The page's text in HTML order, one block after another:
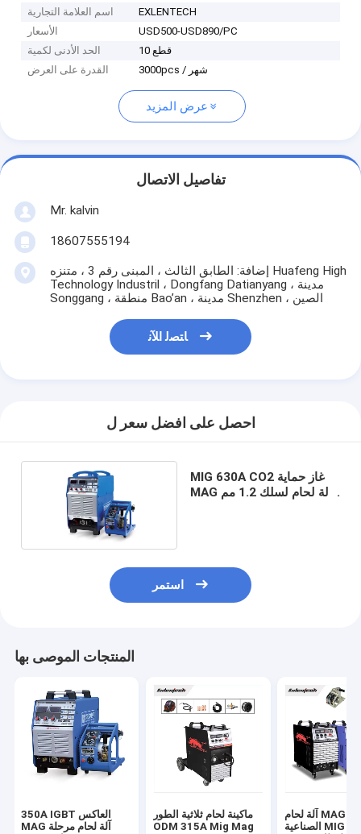
اسم العلامة التجارية
EXLENTECH
الأسعار
USD500-USD890/PC
الحد الأدنى لكمية
10 قطع
القدرة على العرض
3000pcs / شهر
عرض المزيد
تفاصيل الاتصال
Mr. kalvin
18607555194
إضافة: الطابق الثالث ، المبنى رقم 3 ، متنزه Huafeng High
Technology Industril ، Dongfang Datianyang ، مدينة
Songgang ، منطقة Bao’an ، مدينة Shenzhen ، الصين
ﺎﺘﺼﻟ ﺍﻶﻧ
احصل على افضل سعر ل
MIG 630A CO2 غاز حماية
MAG آلة لحام لسلك 1.2 مم
استمر
المنتجات الموصى بها
350A IGBT العاكس
MAG آلة لحام مرحلة
ماكينة لحام ثلاثية الطور
ODM 315A Mig Mag
آلة لحام MAG العاكس
الصناعية MIG 500A